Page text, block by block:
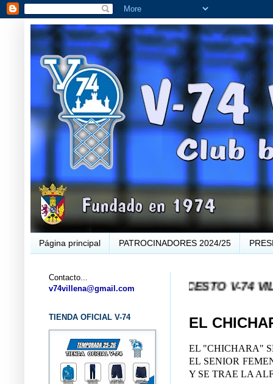
Página principal PATROCINADORES 2024/25
... CLUB BALONCESTO V-74 VILLENA
EL
EL "CHICHARA"
EL SENIOR
Y SE TRAE LA
Contacto...
v74villena@gmail.com
TIENDA OFICIAL V-74